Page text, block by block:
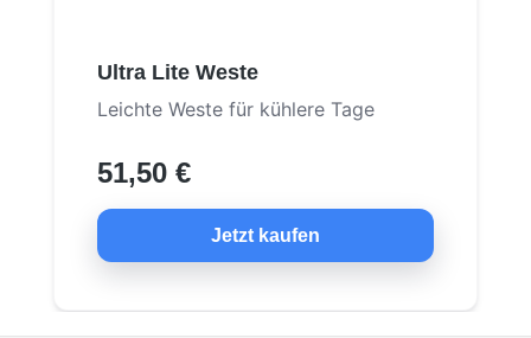
Ultra Lite Weste
Leichte Weste für kühlere Tage
51,50 €
Jetzt kaufen